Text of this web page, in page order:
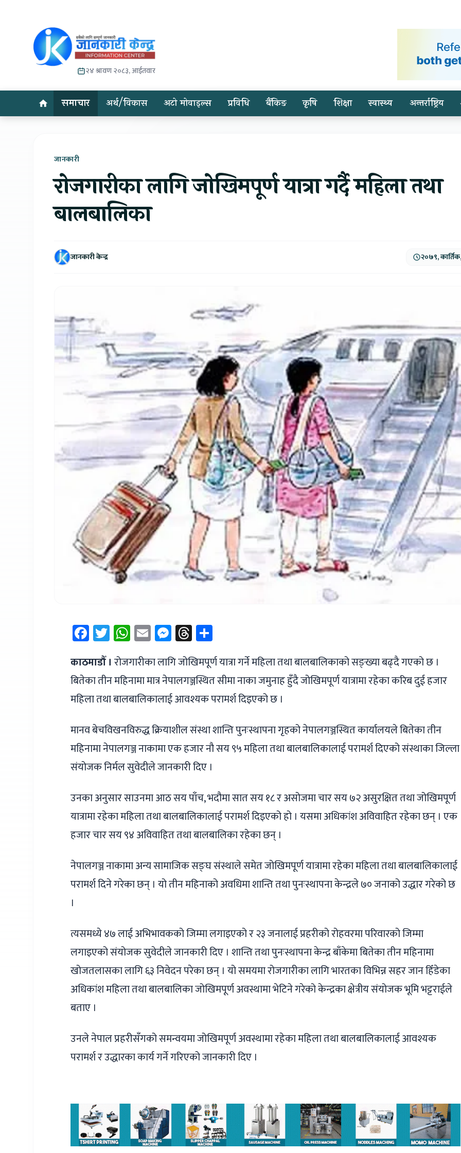
२४ श्रावण २०८३, आईतवार
समाचार अर्थ/विकास अटो मोवाइल्स प्रविधि बैंकिङ कृषि शिक्षा स्वास्थ्य अन्तर्राष्ट्रिय
जानकारी
रोजगारीका लागि जोखिमपूर्ण यात्रा गर्दै महिला तथा
बालबालिका
जानकारी केन्द्र २०७९,
Facebook
Twitter
WhatsApp
EmailMessenger
Threads
काठमाडौँ । रोजगारीका लागि जोखिमपूर्ण यात्रा गर्ने महिला तथा बालबालिकाको सङ्ख्या बढ्दै गएको छ ।
बितेका तीन महिनामा मात्र नेपालगञ्जस्थित सीमा नाका जमुनाह हुँदै जोखिमपूर्ण यात्रामा रहेका करिब दुई हजार
महिला तथा बालबालिकालाई आवश्यक परामर्श दिइएको छ ।
मानव बेचविखनविरुद्ध क्रियाशील संस्था शान्ति पुनःस्थापना गृहको नेपालगञ्जस्थित कार्यालयले बितेका तीन
महिनामा नेपालगञ्ज नाकामा एक हजार नौ सय ९५ महिला तथा बालबालिकालाई परामर्श दिएको संस्थाका जिल्ला
संयोजक निर्मल सुवेदीले जानकारी दिए ।
उनका अनुसार साउनमा आठ सय पाँच, भदौमा सात सय १८ र असोजमा चार सय ७२ असुरक्षित तथा जोखिमपूर्ण
यात्रामा रहेका महिला तथा बालबालिकालाई परामर्श दिइएको हो । यसमा अधिकांश अविवाहित रहेका छन् । एक
हजार चार सय ९४ अविवाहित तथा बालबालिका रहेका छन् ।
नेपालगञ्ज नाकामा अन्य सामाजिक सङ्घ संस्थाले समेत जोखिमपूर्ण यात्रामा रहेका महिला तथा बालबालिकालाई
परामर्श दिने गरेका छन् । यो तीन महिनाको अवधिमा शान्ति तथा पुनःस्थापना केन्द्रले ७० जनाको उद्धार गरेको छ
।
त्यसमध्ये ४७ लाई अभिभावकको जिम्मा लगाइएको र २३ जनालाई प्रहरीको रोहवरमा परिवारको जिम्मा
लगाइएको संयोजक सुवेदीले जानकारी दिए । शान्ति तथा पुनःस्थापना केन्द्र बाँकेमा बितेका तीन महिनामा
खोजतलासका लागि ६३ निवेदन परेका छन् । यो समयमा रोजगारीका लागि भारतका विभिन्न सहर जान हिँडेका
अधिकांश महिला तथा बालबालिका जोखिमपूर्ण अवस्थामा भेटिने गरेको केन्द्रका क्षेत्रीय संयोजक भूमि भट्टराईले
बताए ।
उनले नेपाल प्रहरीसँगको समन्वयमा जोखिमपूर्ण अवस्थामा रहेका महिला तथा बालबालिकालाई आवश्यक
परामर्श र उद्धारका कार्य गर्ने गरिएको जानकारी दिए ।